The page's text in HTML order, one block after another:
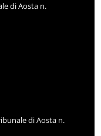
di Aosta n.
di Aosta n.